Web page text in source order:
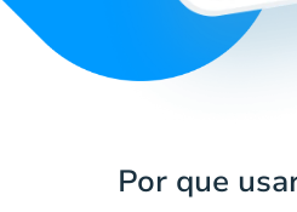
Por que